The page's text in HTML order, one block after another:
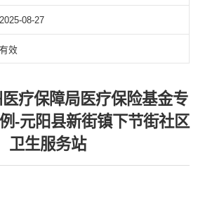
2025-08-27
有效
疗保障局医疗保险基金专
-元阳县新街镇下节街社区
卫生服务站